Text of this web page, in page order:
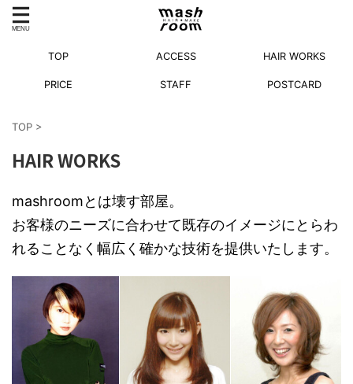
TOP ACCESS HAIR WORKS
PRICE STAFF POSTCARD
TOP >
HAIR WORKS
mashroomとは壊す部屋。
お客様のニーズに合わせて既存のイメージにとらわ
れることなく幅広く確かな技術を提供いたします。